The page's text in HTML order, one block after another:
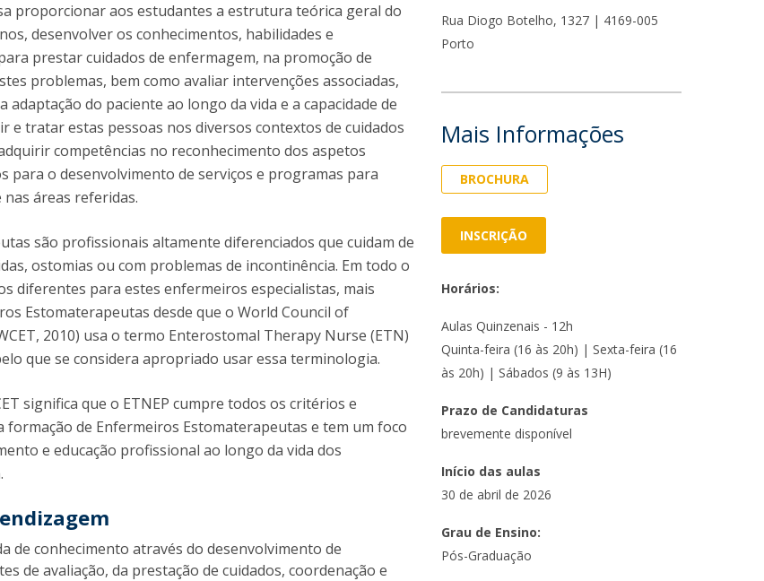
proporcionar aos estudantes a estrutura teórica geral do
desenvolver os conhecimentos, habilidades e
prestar cuidados de enfermagem, na promoção de
problemas, bem como avaliar intervenções associadas,
adaptação do paciente ao longo da vida e a capacidade de
e tratar estas pessoas nos diversos contextos de cuidados
competências no reconhecimento dos aspetos
para o desenvolvimento de serviços e programas para
áreas referidas.
são profissionais altamente diferenciados que cuidam de
ostomias ou com problemas de incontinência. Em todo o
diferentes para estes enfermeiros especialistas, mais
Estomaterapeutas desde que o World Council of
2010) usa o termo Enterostomal Therapy Nurse (ETN)
que se considera apropriado usar essa terminologia.
significa que o ETNEP cumpre todos os critérios e
formação de Enfermeiros Estomaterapeutas e tem um foco
e educação profissional ao longo da vida dos
de conhecimento através do desenvolvimento de
de avaliação, da prestação de cuidados, coordenação e
Rua Diogo Botelho, 1327 | 4169-005
Porto
Mais Informações
BROCHURA
INSCRIÇÃO
Horários:
Aulas Quinzenais - 12h
Quinta-feira (16 às 20h) | Sexta-feira (16
às 20h) | Sábados (9 às 13H)
Prazo de Candidaturas
brevemente disponível
Início das aulas
30 de abril de 2026
Grau de Ensino:
Pós-Graduação